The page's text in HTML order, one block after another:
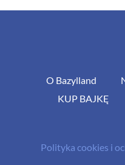
O Bazylland
KUP BAJKĘ
Polityka cookies i